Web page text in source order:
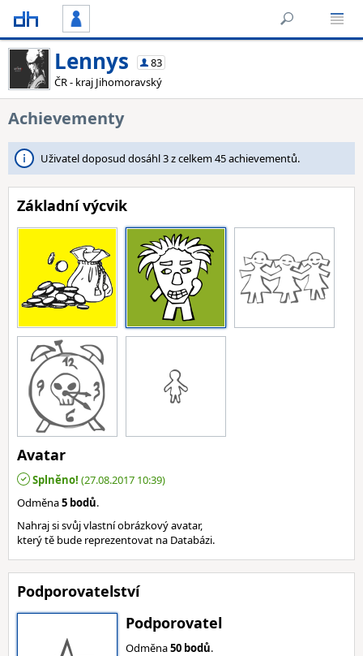
Lennys
83
ČR - kraj Jihomoravský
Achievementy
Uživatel doposud dosáhl 3 z celkem 45 achievementů.
Základní výcvik
Avatar
Splněno! (27.08.2017 10:39)
Odměna5 bodů.
Nahraj si svůj vlastní obrázkový avatar,
který tě bude reprezentovat na Databázi.
Podporovatelství
Podporovatel
Odměna50 bodů.